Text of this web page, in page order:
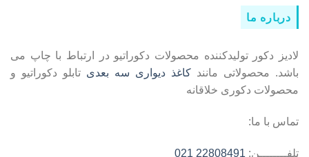
درباره ما
لادیز دکور تولیدکننده محصولات دکوراتیو در ارتباط با چاپ می
باشد. محصولاتی مانند کاغذ دیواری سه بعدی تابلو دکوراتیو و
محصولات دکوری خلاقانه
تماس با ما:
تلفــــــــن: 22808491 021